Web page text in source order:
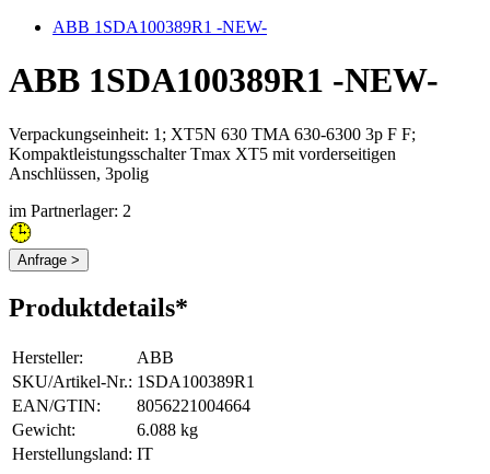
ABB 1SDA100389R1 -NEW-
ABB 1SDA100389R1 -NEW-
Verpackungseinheit: 1; XT5N 630 TMA 630-6300 3p F F;
Kompaktleistungsschalter Tmax XT5 mit vorderseitigen
Anschlüssen, 3polig
im Partnerlager: 2
Anfrage >
Produktdetails*
Hersteller:
ABB
SKU/Artikel-Nr.: 1SDA100389R1
EAN/GTIN:
8056221004664
Gewicht:
6.088 kg
Herstellungsland: IT